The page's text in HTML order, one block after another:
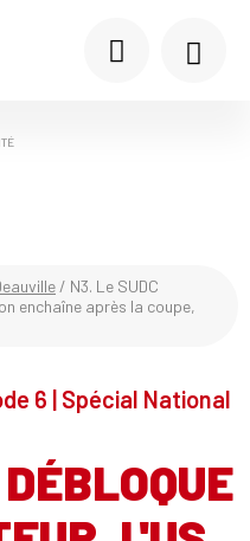
/ N3. Le SUDC
enchaîne après la coupe,
6 | Spécial National